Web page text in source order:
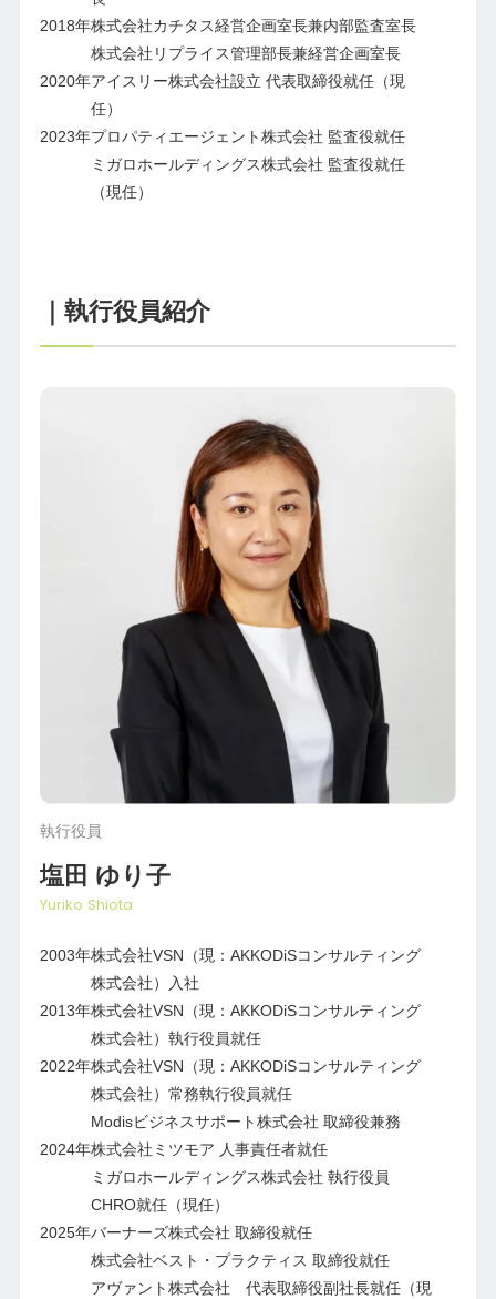
2018年株式会社カチタス経営企画室長兼内部監査室長
株式会社リプライス管理部長兼経営企画室長
2020年アイスリー株式会社設立 代表取締役就任（現
任）
2023年プロパティエージェント株式会社 監査役就任
ミガロホールディングス株式会社 監査役就任
（現任）
｜執行役員紹介
執行役員
塩田 ゆり子
Yuriko Shiota
2003年株式会社VSN（現：AKKODiSコンサルティング
株式会社）入社
2013年株式会社VSN（現：AKKODiSコンサルティング
株式会社）執行役員就任
2022年株式会社VSN（現：AKKODiSコンサルティング
株式会社）常務執行役員就任
Modisビジネスサポート株式会社 取締役兼務
2024年株式会社ミツモア 人事責任者就任
ミガロホールディングス株式会社 執行役員
CHRO就任（現任）
2025年バーナーズ株式会社 取締役就任
株式会社ベスト・プラクティス 取締役就任
アヴァント株式会社 代表取締役副社長就任（現